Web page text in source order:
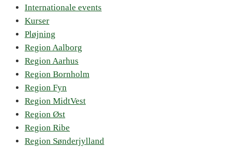
Internationale events
Kurser
Pløjning
Region Aalborg
Region Aarhus
Region Bornholm
Region Fyn
Region MidtVest
Region Øst
Region Ribe
Region Sønderjylland